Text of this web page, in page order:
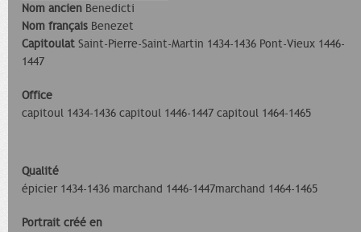
Nom ancien Benedicti
Nom français Benezet
Capitoulat Saint-Pierre-Saint-Martin 1434-1436 Pont-Vieux 1446-
1447
Office
capitoul 1434-1436 capitoul 1446-1447 capitoul 1464-1465
Qualité
épicier 1434-1436 marchand 1446-1447marchand 1464-1465
Portrait créé en